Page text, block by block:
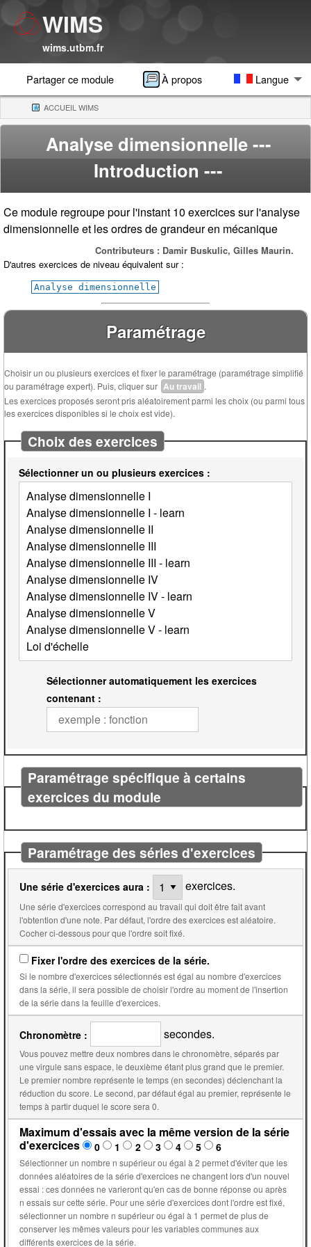
WIMS
wims.utbm.fr
Partager ce module À propos Langue
ACCUEIL WIMS(CURRENT)
Analyse dimensionnelle ---
Introduction ---
Ce module regroupe pour l'instant 10 exercices sur l'analyse
dimensionnelle et les ordres de grandeur en mécanique
Contributeurs : Damir Buskulic, Gilles Maurin.
D'autres exercices de niveau équivalent sur :
Analyse dimensionnelle
Paramétrage
Choisir un ou plusieurs exercices et fixer le paramétrage (paramétrage simplifié
ou paramétrage expert). Puis, cliquer sur Au travail .
Les exercices proposés seront pris aléatoirement parmi les choix (ou parmi tous
les exercices disponibles si le choix est vide).
Choix des exercices
Sélectionner un ou plusieurs exercices :
Sélectionner automatiquement les exercices
contenant :
Paramétrage spécifique à certains
exercices du module
Paramétrage des séries d'exercices
Une série d'exercices aura : exercices.
Une série d'exercices correspond au travail qui doit être fait avant
l'obtention d'une note. Par défaut, l'ordre des exercices est aléatoire.
Cocher ci-dessous pour que l'ordre soit fixé.
Fixer l'ordre des exercices de la série.
Si le nombre d'exercices sélectionnés est égal au nombre d'exercices
dans la série, il sera possible de choisir l'ordre au moment de l'insertion
de la série dans la feuille d'exercices.
Chronomètre : secondes.
Vous pouvez mettre deux nombres dans le chronomètre, séparés par
une virgule sans espace, le deuxième étant plus grand que le premier.
Le premier nombre représente le temps (en secondes) déclenchant la
réduction du score. Le second, par défaut égal au premier, représente le
temps à partir duquel le score sera 0.
Maximum d'essais avec la même version de la série
d'exercices
0 1 2 3 4 5 6
Sélectionner un nombre n supérieur ou égal à 2 permet d'éviter que les
données aléatoires de la série d'exercices ne changent lors d'un nouvel
essai : ces données ne varieront qu'en cas de bonne réponse ou après
n essais sur cette série. Pour une série d'exercices dont l'ordre est fixé,
sélectionner un nombre n supérieur ou égal à 1 permet de plus de
conserver les mêmes valeurs pour les variables communes aux
différents exercices de la série.